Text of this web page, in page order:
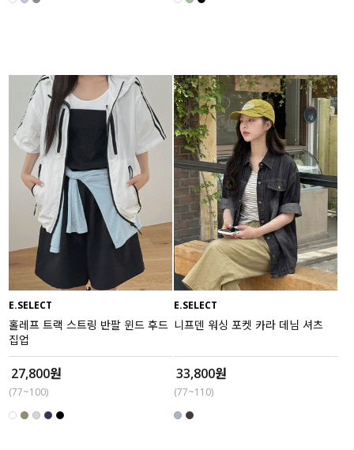
E.SELECT
홀레프 트랙 스트링 반팔 윈드 후드
집업
27,800원
(77~100)
E.SELECT
니프덴 워싱 포켓 카라 데님 셔츠
33,800원
(77~110)